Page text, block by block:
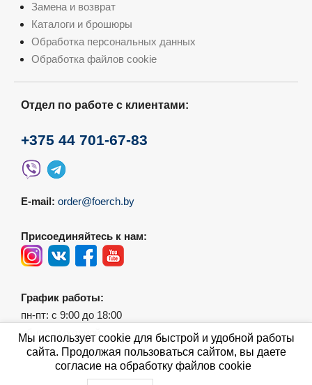
Замена и возврат
Каталоги и брошюры
Обработка персональных данных
Обработка файлов cookie
Отдел по работе с клиентами:
+375 44 701-67-83
E-mail: order@foerch.by
Присоединяйтесь к нам:
График работы:
пн-пт: с 9:00 до 18:00
сб-вс: выходной
Мы использует cookie для быстрой и удобной работы
сайта. Продолжая пользоваться сайтом, вы даете
согласие на обработку файлов cookie